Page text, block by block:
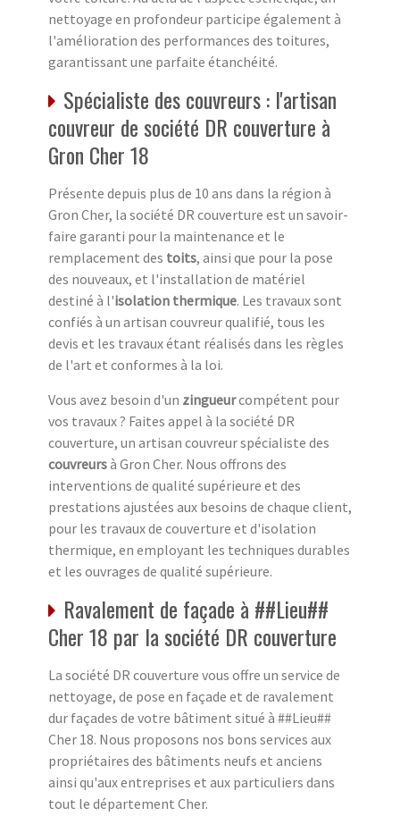
nettoyage en profondeur participe également à
l'amélioration des performances des toitures,
garantissant une parfaite étanchéité.
Spécialiste des couvreurs : l'artisan
couvreur de société DR couverture à
Gron Cher 18
Présente depuis plus de 10 ans dans la région à
Gron Cher, la société DR couverture est un savoir-
faire garanti pour la maintenance et le
remplacement des toits, ainsi que pour la pose
des nouveaux, et l'installation de matériel
destiné à l'isolation thermique. Les travaux sont
confiés à un artisan couvreur qualifié, tous les
devis et les travaux étant réalisés dans les règles
de l'art et conformes à la loi.
Vous avez besoin d'un zingueurcompétent pour
vos travaux ? Faites appel à la société DR
couverture, un artisan couvreur spécialiste des
couvreursà Gron Cher. Nous offrons des
interventions de qualité supérieure et des
prestations ajustées aux besoins de chaque client,
pour les travaux de couverture et d'isolation
thermique, en employant les techniques durables
et les ouvrages de qualité supérieure.
Ravalement de façade à ##Lieu##
Cher 18 par la société DR couverture
La société DR couverture vous offre un service de
nettoyage, de pose en façade et de ravalement
dur façades de votre bâtiment situé à ##Lieu##
Cher 18. Nous proposons nos bons services aux
propriétaires des bâtiments neufs et anciens
ainsi qu'aux entreprises et aux particuliers dans
tout le département Cher.